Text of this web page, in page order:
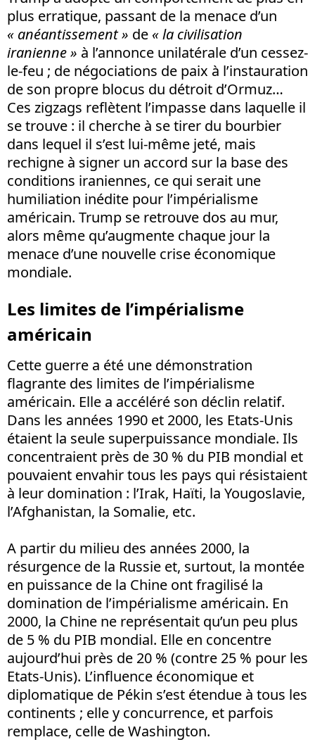
plus erratique, passant de la menace d’un
« anéantissement » de « la civilisation
iranienne » à l’annonce unilatérale d’un cessez-
le-feu ; de négociations de paix à l’instauration
de son propre blocus du détroit d’Ormuz…
Ces zigzags reflètent l’impasse dans laquelle il
se trouve : il cherche à se tirer du bourbier
dans lequel il s’est lui-même jeté, mais
rechigne à signer un accord sur la base des
conditions iraniennes, ce qui serait une
humiliation inédite pour l’impérialisme
américain. Trump se retrouve dos au mur,
alors même qu’augmente chaque jour la
menace d’une nouvelle crise économique
mondiale.
Les limites de l’impérialisme
américain
Cette guerre a été une démonstration
flagrante des limites de l’impérialisme
américain. Elle a accéléré son déclin relatif.
Dans les années 1990 et 2000, les Etats-Unis
étaient la seule superpuissance mondiale. Ils
concentraient près de 30 % du PIB mondial et
pouvaient envahir tous les pays qui résistaient
à leur domination : l’Irak, Haïti, la Yougoslavie,
l’Afghanistan, la Somalie, etc.
A partir du milieu des années 2000, la
résurgence de la Russie et, surtout, la montée
en puissance de la Chine ont fragilisé la
domination de l’impérialisme américain. En
2000, la Chine ne représentait qu’un peu plus
de 5 % du PIB mondial. Elle en concentre
aujourd’hui près de 20 % (contre 25 % pour les
Etats-Unis). L’influence économique et
diplomatique de Pékin s’est étendue à tous les
continents ; elle y concurrence, et parfois
remplace, celle de Washington.